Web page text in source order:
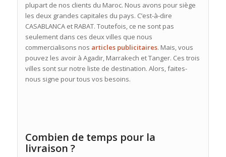
plupart de nos clients du Maroc. Nous avons pour siège
les deux grandes capitales du pays. C’est-à-dire
CASABLANCA et RABAT. Toutefois, ce ne sont pas
seulement dans ces deux villes que nous
commercialisons nos articles publicitaires. Mais, vous
pouvez les avoir à Agadir, Marrakech et Tanger. Ces trois
villes sont sur notre liste de destination. Alors, faites-
nous signe pour tous vos besoins.
Combien de temps pour la
livraison ?